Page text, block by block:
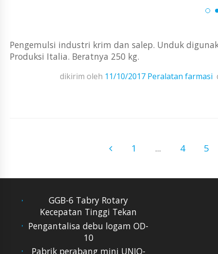
Pengemulsi industri krim dan salep. Unduk
Produksi Italia. Beratnya 250 kg.
dikirim oleh 11/10/2017 Peralatan farmasi
1 ... 4 5
GGB-6 Tabry Rotary
Kecepatan Tinggi Tekan
Pengantalisa debu logam OD-
10
Pabrik perabang mini UNIQ-